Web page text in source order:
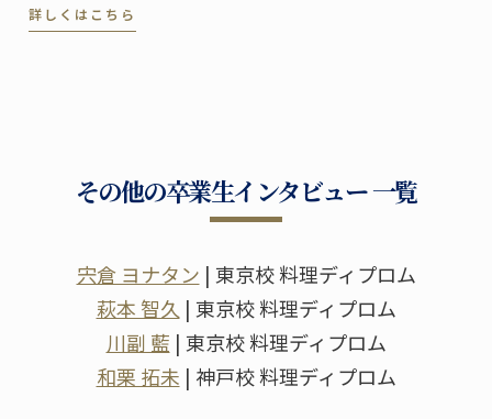
詳しくはこちら
その他の卒業生インタビュー 一覧
宍倉 ヨナタン | 東京校 料理ディプロム
萩本 智久 | 東京校 料理ディプロム
川副 藍 | 東京校 料理ディプロム
和栗 拓未 | 神戸校 料理ディプロム